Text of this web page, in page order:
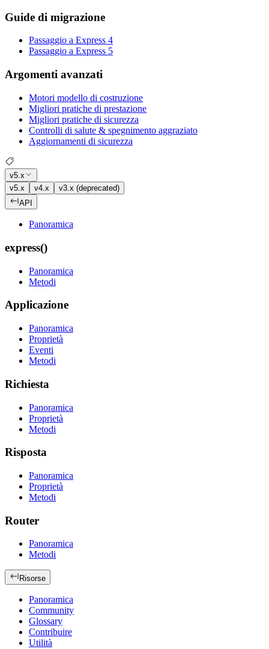
Guide di migrazione
Passaggio a Express 4
Passaggio a Express 5
Argomenti avanzati
Motori modello di costruzione
Migliori pratiche di prestazione
Migliori pratiche di sicurezza
Controlli di salute & spegnimento aggraziato
Aggiornamenti di sicurezza
v5.x
v5.x
v4.x
v3.x (deprecated)
API
Panoramica
express()
Panoramica
Metodi
Applicazione
Panoramica
Proprietà
Eventi
Metodi
Richiesta
Panoramica
Proprietà
Metodi
Risposta
Panoramica
Proprietà
Metodi
Router
Panoramica
Metodi
Risorse
Panoramica
Community
Glossary
Contribuire
Utilità